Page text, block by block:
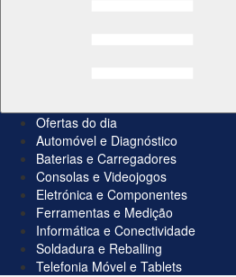
Ofertas do dia
Automóvel e Diagnóstico
Baterias e Carregadores
Consolas e Videojogos
Eletrónica e Componentes
Ferramentas e Medição
Informática e Conectividade
Soldadura e Reballing
Telefonia Móvel e Tablets